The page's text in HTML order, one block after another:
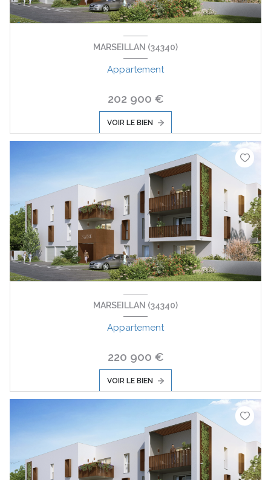
MARSEILLAN (34340)
Appartement
202 900 €
VOIR LE BIEN
MARSEILLAN (34340)
Appartement
220 900 €
VOIR LE BIEN